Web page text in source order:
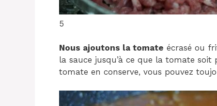
5
Nous ajoutons la tomate écrasé ou
la sauce jusqu’à ce que la tomate
tomate en conserve, vous pouvez